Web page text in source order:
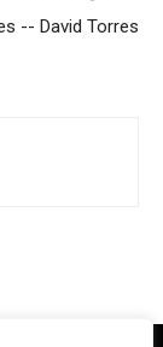
-- David Torres